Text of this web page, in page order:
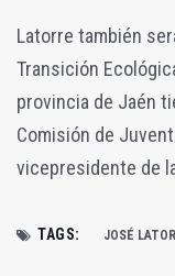
Latorre también
Transición
provincia de Jaén
Comisión de
vicepresidente de
TAGS: JOSÉ